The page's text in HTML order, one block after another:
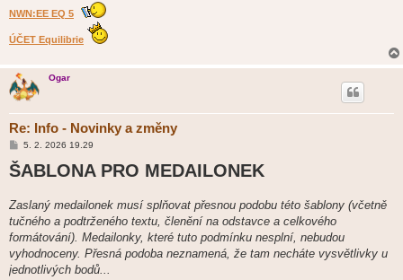
NWN:EE EQ 5
ÚČET Equilibrie
Ogar
Re: Info - Novinky a změny
P
í
s
v
e
5. 2. 2026 19.29
ŠABLONA PRO MEDAILONEK
Zaslaný medailonek musí splňovat přesnou podobu této šablony (včetně
tučného a podtrženého textu, členění na odstavce a celkového
formátování). Medailonky, které tuto podmínku nesplní, nebudou
vyhodnoceny. Přesná podoba neznamená, že tam necháte vysvětlivky u
jednotlivých bodů...